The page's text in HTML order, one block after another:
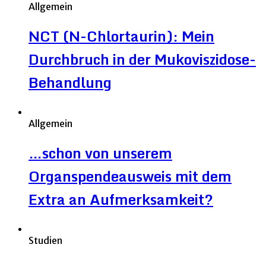
Allgemein
NCT (N-Chlortaurin): Mein
Durchbruch in der Mukoviszidose-
Behandlung
Allgemein
…schon von unserem
Organspendeausweis mit dem
Extra an Aufmerksamkeit?
Studien